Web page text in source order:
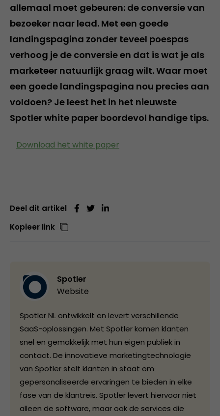
allemaal moet gebeuren: de conversie van
bezoeker naar lead. Met een goede
landingspagina zonder teveel poespas
verhoog je de conversie en dat is wat je als
marketeer natuurlijk graag wilt. Waar moet
een goede landingspagina nou precies aan
voldoen? Je leest het in het nieuwste
Spotler white paper boordevol handige tips.
Download het white paper
Deel dit artikel
Kopieer link
Spotler
Website
Spotler NL ontwikkelt en levert verschillende
SaaS-oplossingen. Met Spotler komen klanten
snel en gemakkelijk met hun eigen publiek in
contact. De innovatieve marketingtechnologie
van Spotler stelt klanten in staat om
gepersonaliseerde ervaringen te bieden in elke
fase van de klantreis. Spotler levert hiervoor niet
alleen de software, maar ook de services die